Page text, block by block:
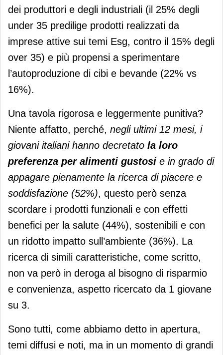
dei produttori e degli industriali (il 25% degli
under 35 predilige prodotti realizzati da
imprese attive sui temi Esg, contro il 15% degli
over 35) e più propensi a sperimentare
l’autoproduzione di cibi e bevande (22% vs
16%).
Una tavola rigorosa e leggermente punitiva?
Niente affatto, perché, negli ultimi 12 mesi, i
giovani italiani hanno decretato la loro
preferenza per alimenti gustosi e in grado di
appagare pienamente la ricerca di piacere e
soddisfazione (52%), questo però senza
scordare i prodotti funzionali e con effetti
benefici per la salute (44%), sostenibili e con
un ridotto impatto sull’ambiente (36%). La
ricerca di simili caratteristiche, come scritto,
non va però in deroga al bisogno di risparmio
e convenienza, aspetto ricercato da 1 giovane
su 3.
Sono tutti, come abbiamo detto in apertura,
temi diffusi e noti, ma in un momento di grandi